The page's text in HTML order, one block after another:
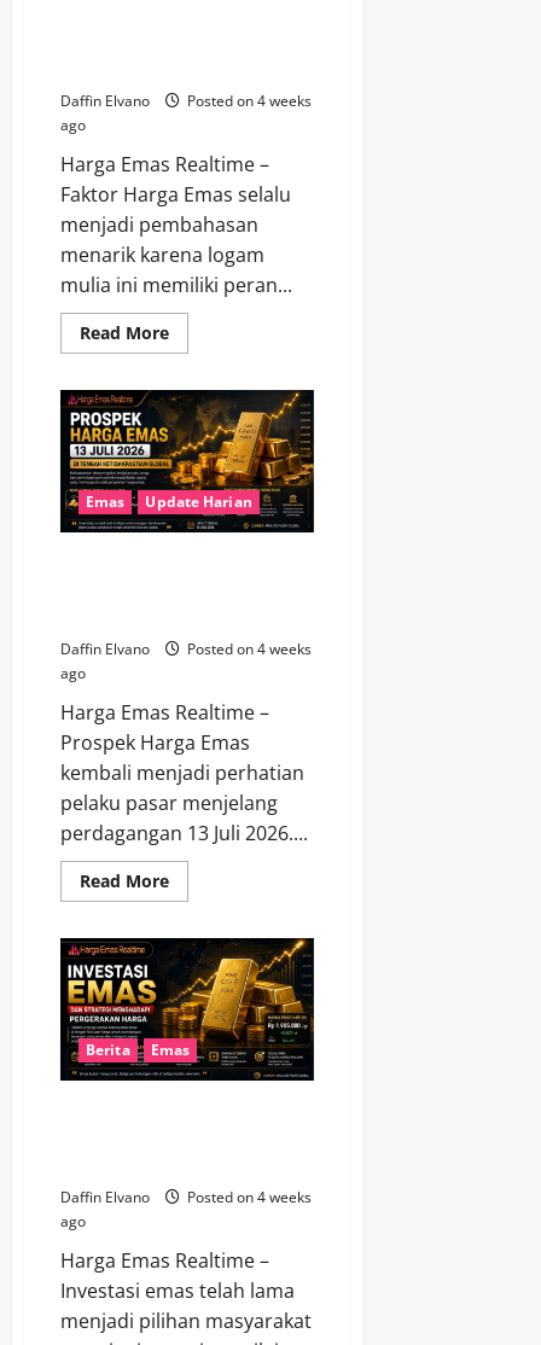
Daffin Elvano
Posted on 4 weeks
ago
Harga Emas Realtime –
Faktor Harga Emas selalu
menjadi pembahasan
menarik karena logam
mulia ini memiliki peran...
Read MoreRead
more
yang
Membuat
Harga
Emas
Terus
Menarik
Perhatian
Investor
Emas Update Harian
Daffin Elvano
Posted on 4 weeks
ago
Harga Emas Realtime –
Prospek Harga Emas
kembali menjadi perhatian
pelaku pasar menjelang
perdagangan 13 Juli 2026....
Read MoreRead
more
Harga
Emas
13
Juli
2026
di
Tengah
Ketidakpastian
Global
Berita Emas
Daffin Elvano
Posted on 4 weeks
ago
Harga Emas Realtime –
Investasi emas telah lama
menjadi pilihan masyarakat